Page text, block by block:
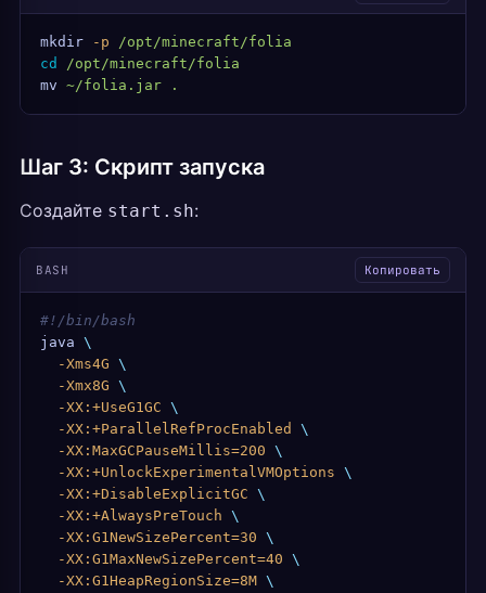
mkdir -p /opt/minecraft/folia
cd
/opt/minecraft/folia
mv ~/folia.jar .
Шаг 3: Скрипт запуска
Создайте start.sh:
BASH Копировать
#!/bin/bash
java \
  -Xms4G
\
  -Xmx8G
\
  -XX:+UseG1GC
\
  -XX:+ParallelRefProcEnabled
\
  -XX:MaxGCPauseMillis=200
\
  -XX:+UnlockExperimentalVMOptions
\
  -XX:+DisableExplicitGC
\
  -XX:+AlwaysPreTouch
\
  -XX:G1NewSizePercent=30
\
  -XX:G1MaxNewSizePercent=40
\
  -XX:G1HeapRegionSize=8M
\